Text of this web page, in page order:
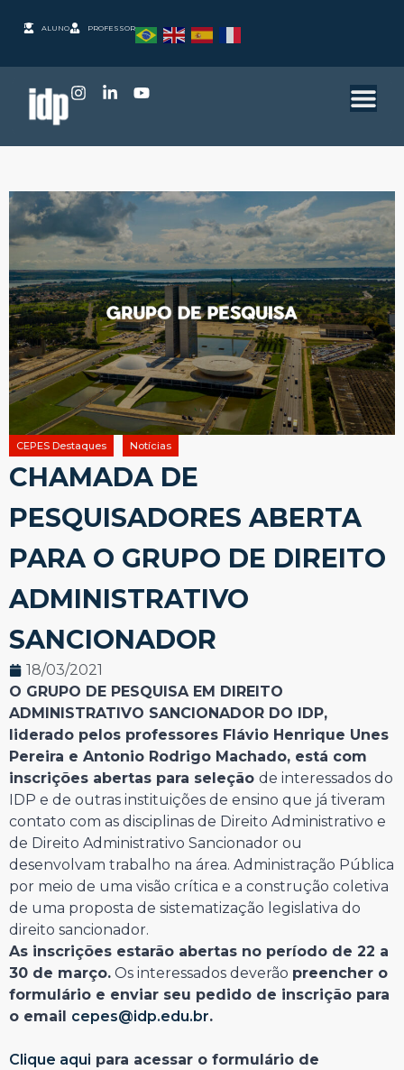
ALUNO PROFESSOR
CEPES Destaques Notícias
CHAMADA DE
PESQUISADORES ABERTA
PARA O GRUPO DE DIREITO
ADMINISTRATIVO
SANCIONADOR
18/03/2021
O GRUPO DE PESQUISA EM DIREITO
ADMINISTRATIVO SANCIONADOR DO IDP,
liderado pelos professores Flávio Henrique Unes
Pereira e Antonio Rodrigo Machado, está com
inscrições abertas para seleção de interessados do
IDP e de outras instituições de ensino que já tiveram
contato com as disciplinas de Direito Administrativo e
de Direito Administrativo Sancionador ou
desenvolvam trabalho na área. Administração Pública
por meio de uma visão crítica e a construção coletiva
de uma proposta de sistematização legislativa do
direito sancionador.
As inscrições estarão abertas no período de 22 a
30 de março. Os interessados deverão preencher o
formulário e enviar seu pedido de inscrição para
o email cepes@idp.edu.br.
Clique aqui para acessar o formulário de